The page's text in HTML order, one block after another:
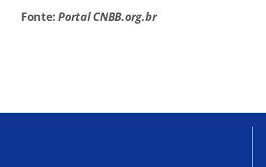
Fonte:Portal CNBB.org.br